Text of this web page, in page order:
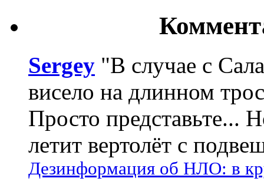
Sergey "В случае с
висело на длинном
Просто представьте...
летит вертолёт с
Дезинформация об НЛО: в